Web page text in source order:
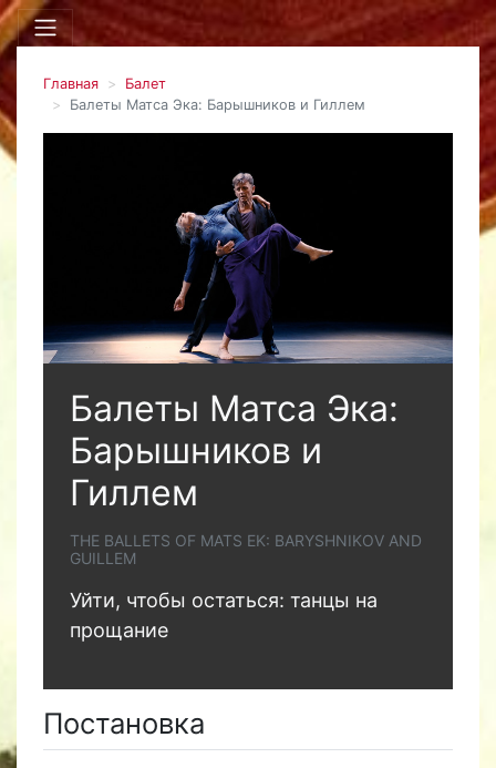
Главная
Балет
Балеты Матса Эка: Барышников и Гиллем
Балеты Матса Эка:
Барышников и
Гиллем
THE BALLETS OF MATS EK: BARYSHNIKOV AND
GUILLEM
Уйти, чтобы остаться: танцы на
прощание
Постановка